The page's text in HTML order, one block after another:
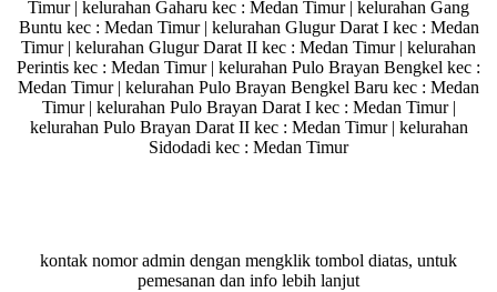
Timur | kelurahan Gaharu kec : Medan Timur | kelurahan Gang
Buntu kec : Medan Timur | kelurahan Glugur Darat I kec : Medan
Timur | kelurahan Glugur Darat II kec : Medan Timur | kelurahan
Perintis kec : Medan Timur | kelurahan Pulo Brayan Bengkel kec :
Medan Timur | kelurahan Pulo Brayan Bengkel Baru kec : Medan
Timur | kelurahan Pulo Brayan Darat I kec : Medan Timur |
kelurahan Pulo Brayan Darat II kec : Medan Timur | kelurahan
Sidodadi kec : Medan Timur
kontak nomor admin dengan mengklik tombol diatas, untuk
pemesanan dan info lebih lanjut